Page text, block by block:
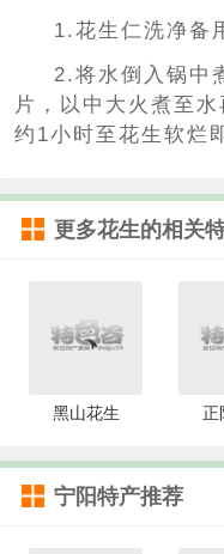
1.花生仁洗净备
2.将水倒入锅中
片，以中大火煮至
约1小时至花生软烂
更多花生的相关
黑山花生 正
宁阳特产推荐